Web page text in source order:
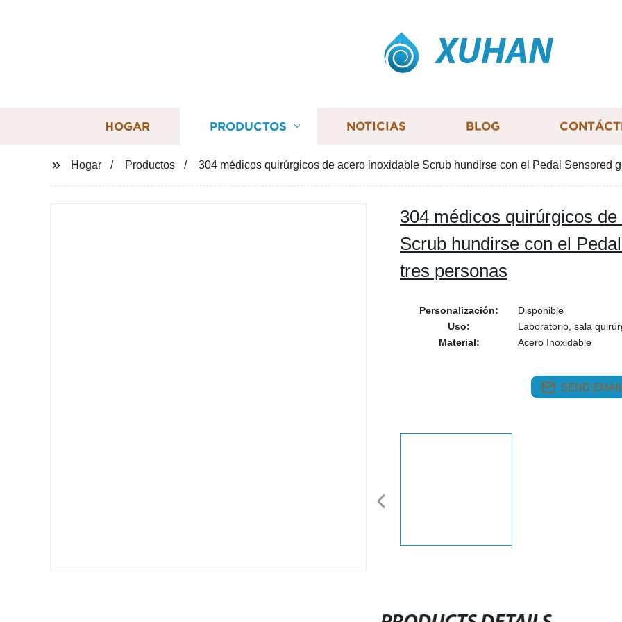
XUHAN
HOGAR PRODUCTOS NOTICIAS BLOG
Hogar Productos 304 médicos quirúrgicos de acero inoxidable Scrub hundirse con el Pedal Sensored
304 médicos quirúrgicos
Scrub hundirse con el
tres personas
Personalización:
Disponible
Uso:
Laboratorio, sala
Material:
Acero Inoxidable
SEND